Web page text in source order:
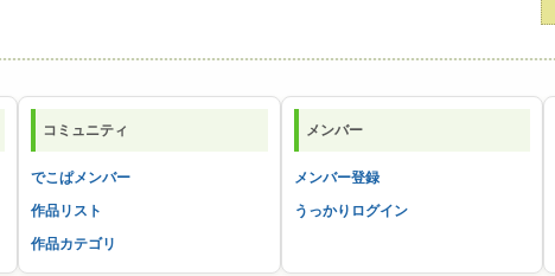
コミュニティ
でこぱメンバー
作品リスト
作品カテゴリ
メンバー
メンバー登録
うっかりログイン